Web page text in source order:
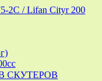
2C / Lifan Cityr 200
СКУТЕРОВ